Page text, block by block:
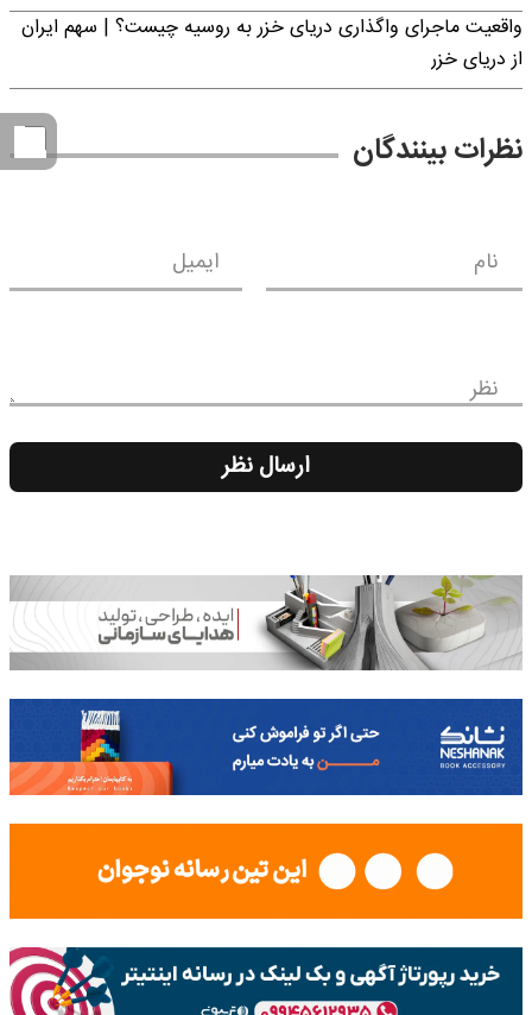
واقعیت ماجرای واگذاری دریای خزر به روسیه چیست؟ | سهم ایران
از دریای خزر
نظرات بینندگان
نام ایمیل
نظر
ارسال نظر